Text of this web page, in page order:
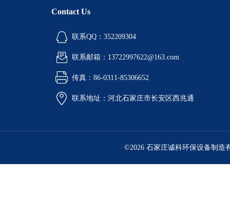
Contact Us
联系QQ：352209304
联系邮箱：13722997622@163.com
传真：86-0311-85306652
联系地址：河北石家庄市长安区西兆通
©2026 石家庄诚科环保设备制造